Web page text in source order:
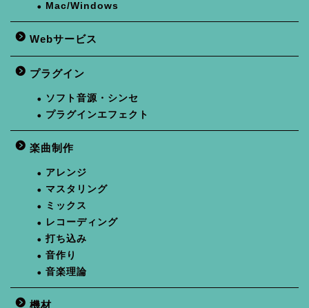
Mac/Windows
Webサービス
プラグイン
ソフト音源・シンセ
プラグインエフェクト
楽曲制作
アレンジ
マスタリング
ミックス
レコーディング
打ち込み
音作り
音楽理論
機材